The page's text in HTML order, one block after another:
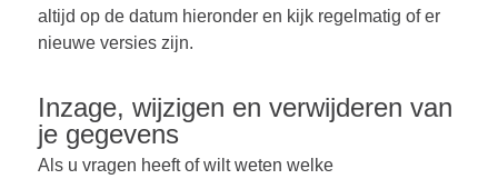
altijd op de datum hieronder en kijk regelmatig of er
nieuwe versies zijn.
Inzage, wijzigen en verwijderen van
je gegevens
Als u vragen heeft of wilt weten welke